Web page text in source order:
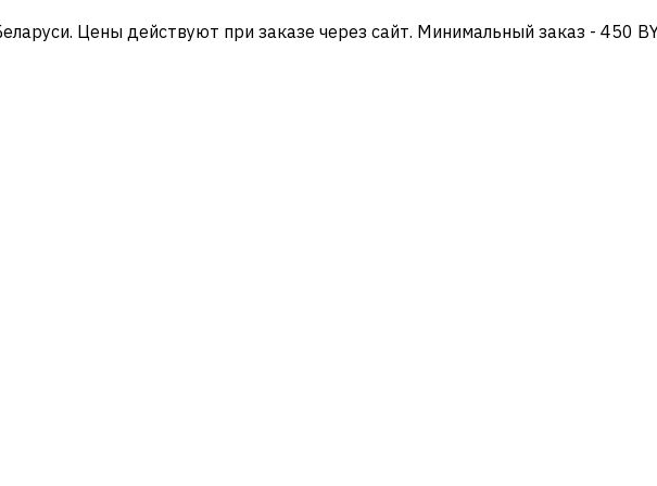
Цены действуют при заказе через сайт. Минимальный заказ - 450